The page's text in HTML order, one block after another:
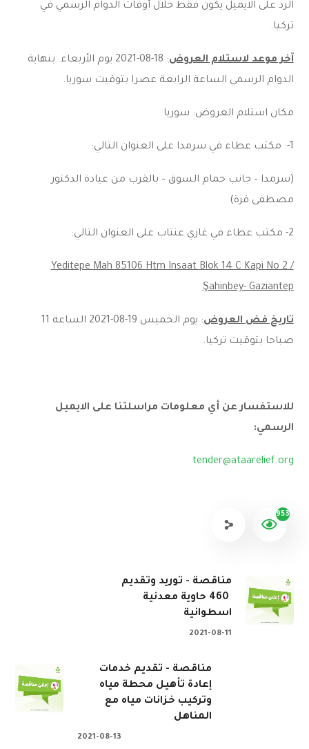
الرد على الايميل يكون فقط خلال أوقات الدوام الرسمي في
تركيا.
آخر موعد لاستلام العروض
: 18-08-2021 يوم الأربعاء بنهاية
الدوام الرسمي الساعة الرابعة عصرا بتوقيت سوريا.
مكان استلام العروض: سوريا
1- مكتب عطاء في سرمدا على العنوان التالي:
(سرمدا – جانب حمام السوق – بالقرب من عيادة الدكتور
مصطفى قزة)
2- مكتب عطاء في غازي عنتاب على العنوان التالي:
Yeditepe Mah 85106 Htm Insaat Blok 14 C Kapi No 2 /
Şahinbey- Gaziantep
تاريخ فض العروض
: يوم الخميس 19-08-2021 الساعة 11
صباحا بتوقيت تركيا.
للاستفسار عن أي معلومات مراسلتنا على الايميل
الرسمي:
tender@ataarelief.org
953
مناقصة - توريد وتقديم
460 حاوية معدنية
اسطوانية
2021-08-11
مناقصة - تقديم خدمات
إعادة تأهيل محطة مياه
وتركيب خزانات مياه مع
المناهل
2021-08-13